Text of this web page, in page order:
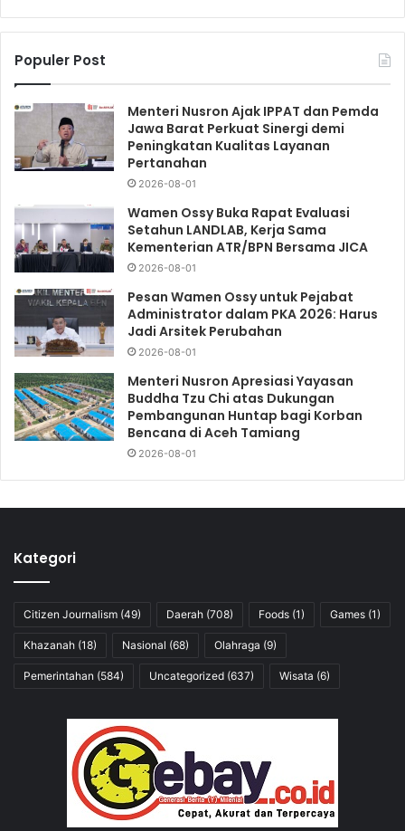
Populer Post
Menteri Nusron Ajak IPPAT dan Pemda
Jawa Barat Perkuat Sinergi demi
Peningkatan Kualitas Layanan
Pertanahan
2026-08-01
Wamen Ossy Buka Rapat Evaluasi
Setahun LANDLAB, Kerja Sama
Kementerian ATR/BPN Bersama JICA
2026-08-01
Pesan Wamen Ossy untuk Pejabat
Administrator dalam PKA 2026: Harus
Jadi Arsitek Perubahan
2026-08-01
Menteri Nusron Apresiasi Yayasan
Buddha Tzu Chi atas Dukungan
Pembangunan Huntap bagi Korban
Bencana di Aceh Tamiang
2026-08-01
Kategori
Citizen Journalism (49) Daerah (708) Foods (1) Games (1)
Khazanah (18) Nasional (68) Olahraga (9)
Pemerintahan (584) Uncategorized (637) Wisata (6)